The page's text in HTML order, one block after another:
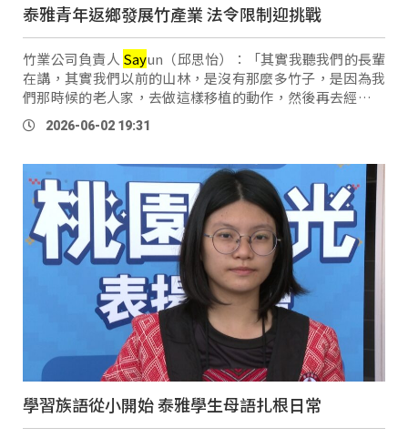
泰雅青年返鄉發展竹產業 法令限制迎挑戰
竹業公司負責人 Sayun（邱思怡）：「其實我聽我們的長輩
在講，其實我們以前的山林，是沒有那麼多竹子，是因為我
們那時候的老人家，去做這樣移植的動作，然後再去經營它
。」 桃園復興比亞外部落，五月筍季過後，是竹林休息的時
間，也是 Sayun 一年當中最悠閒 …
2026-06-02 19:31
學習族語從小開始 泰雅學生母語扎根日常